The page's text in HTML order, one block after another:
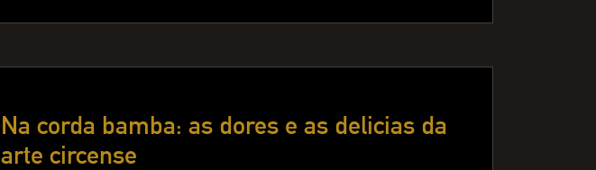
Na corda bamba: as dores e as delicias da
arte circense